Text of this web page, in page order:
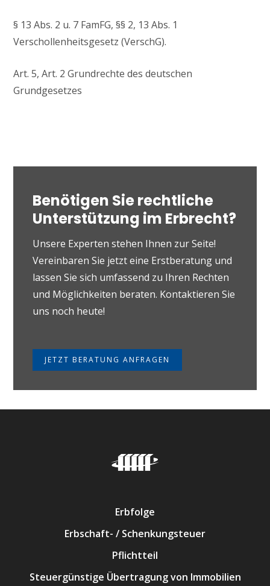
§ 13 Abs. 2 u. 7 FamFG, §§ 2, 13 Abs. 1
Verschollenheitsgesetz (VerschG).
Art. 5, Art. 2 Grundrechte des deutschen
Grundgesetzes
Benötigen Sie rechtliche
Unterstützung im Erbrecht?
Unsere Experten stehen Ihnen zur Seite!
Vereinbaren Sie jetzt eine Erstberatung und
lassen Sie sich umfassend zu Ihren Rechten
und Möglichkeiten beraten. Kontaktieren Sie
uns noch heute!
JETZT BERATUNG ANFRAGEN
Erbfolge
Erbschaft- / Schenkungsteuer
Pflichtteil
Steuergünstige Übertragung von Immobilien